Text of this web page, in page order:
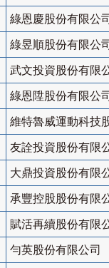
綠恩慶股份有限公司
綠昱順股份有限公司
武文投資股份有限
綠恩陞股份有限公司
維特魯威運動科技
友詮投資股份有限
大鼎投資股份有限
承豐控股股份有限
賦活再續股份有限
勻英股份有限公司